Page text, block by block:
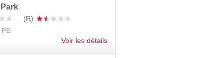
Park
Voir les détails